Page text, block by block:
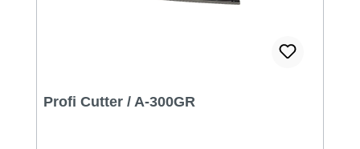
Profi Cutter / A-300GR